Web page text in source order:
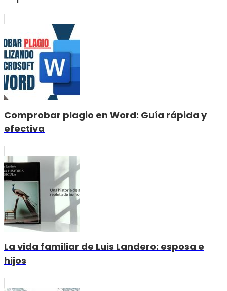
Comprobar plagio en Word: Guía rápida y
efectiva
La vida familiar de Luis Landero: esposa e
hijos